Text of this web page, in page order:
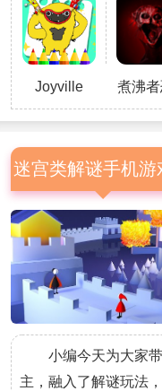
Joyville
Coloring
煮沸
迷宫类解谜手机游
全
小编今天为大家
主，融入了解谜玩法